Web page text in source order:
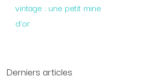
vintage : une petit mine
d’or
Derniers articles